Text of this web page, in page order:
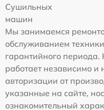
Сушильных
машин
Мы занимаемся
обслуживанием
гарантийного
работает независимо
авторизации от
указанные на сайте,
ознакомительный